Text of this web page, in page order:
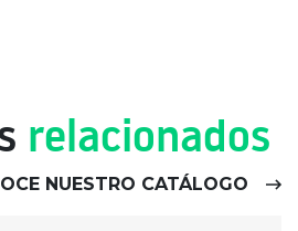
relacionados
NUESTRO CATÁLOGO